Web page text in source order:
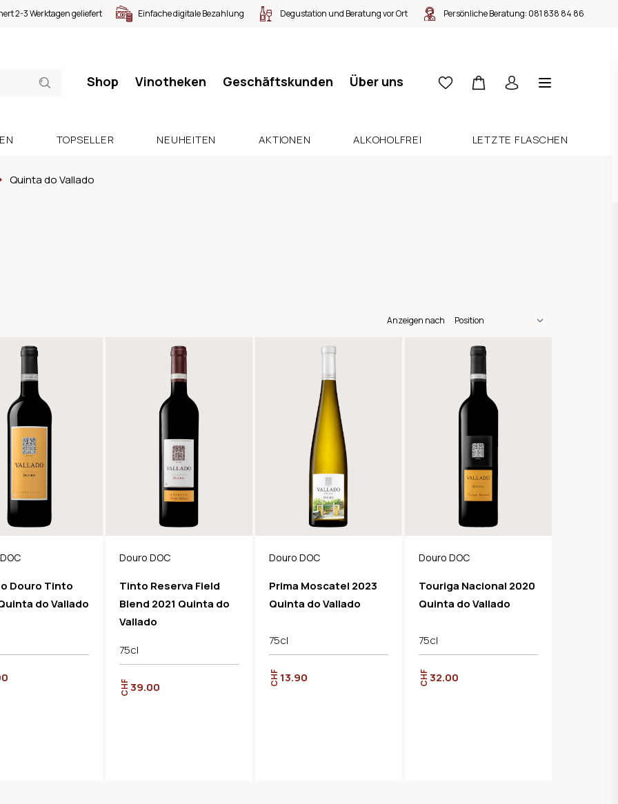
2-3 Werktagen geliefert Einfache digitale Bezahlung Degustation und Beratung vor Ort Persönliche Beratung: 081 838 84 86
Shop Vinotheken Geschäftskunden Über uns
TOPSELLER NEUHEITEN AKTIONEN ALKOHOLFREI LETZTE FLASCHEN
Quinta do Vallado
Anzeigen nach
Douro Tinto
do Vallado
Douro DOC
Tinto Reserva Field
Blend 2021 Quinta do
Vallado
75cl
CHF39.00
Douro DOC
Prima Moscatel 2023
Quinta do Vallado
75cl
CHF 13.90
Douro DOC
Touriga Nacional 2020
Quinta do Vallado
75cl
CHF32.00